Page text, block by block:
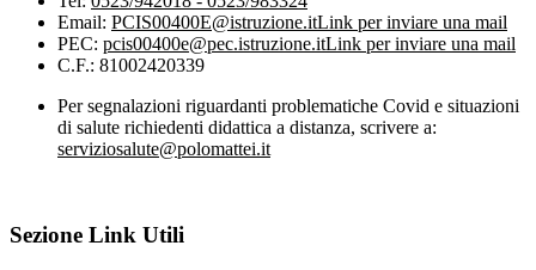
Email: PCIS00400E@istruzione.itLink per inviare una mail
PEC: pcis00400e@pec.istruzione.itLink per inviare una mail
C.F.: 81002420339
Per segnalazioni riguardanti problematiche Covid e situazioni
di salute richiedenti didattica a distanza, scrivere a:
serviziosalute@polomattei.it
Sezione Link Utili